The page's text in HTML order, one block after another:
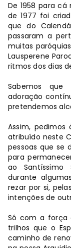
De 1958 para
de 1977 foi
que do
passaram a
muitas
Lausperene
ritmos dos dias
Sabemos
adoração
pretendemos
Assim, pedimos
atribuído neste
pessoas que se
para
ao Santíssimo
durante
rezar por si,
intenções de
Só com a força
trilhos que o
caminho de